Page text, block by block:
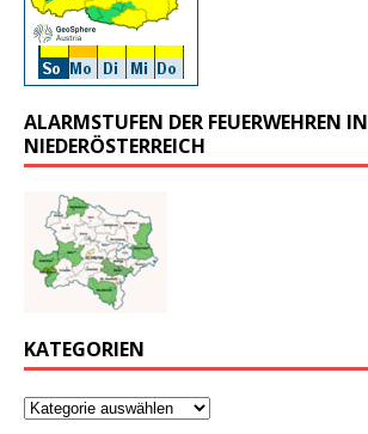
ALARMSTUFEN DER FEUERWEHREN IN
NIEDERÖSTERREICH
KATEGORIEN